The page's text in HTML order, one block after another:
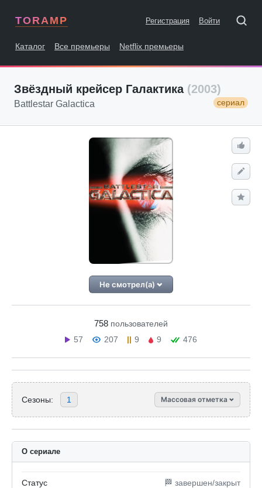
TORAMP Регистрация Войти
Каталог Все премьеры Netflix премьеры
Звёздный крейсер Галактика (2003)
сериал
Battlestar Galactica
Не смотрел(а)
758 пользователей
57
207 9 9 476
Сезоны: 1 Массовая отметка
О сериале
Статус 🏁 завершен/закрыт